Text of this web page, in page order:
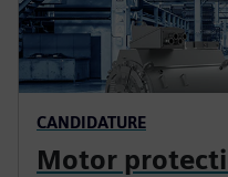
CANDIDATURE
Motor